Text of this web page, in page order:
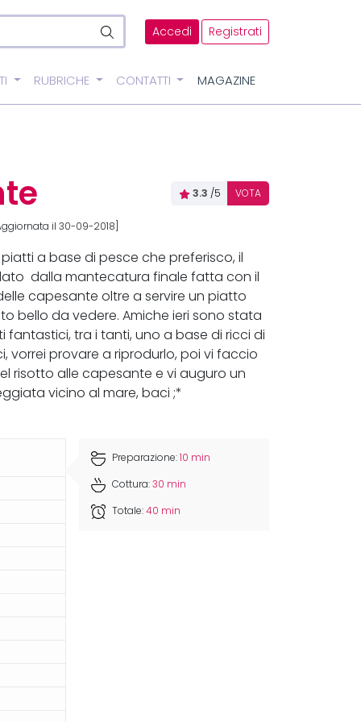
Accedi Registrati
RUBRICHE CONTATTI MAGAZINE
3.3 /5 VOTA
il 30-09-2018]
a base di pesce che preferisco, il
dalla mantecatura finale fatta con il
capesante oltre a servire un piatto
bello da vedere. Amiche ieri sono stata
tra i tanti, uno a base di ricci di
vorrei provare a riprodurlo, poi vi faccio
risotto alle capesante e vi auguro un
vicino al mare, baci ;*
Preparazione:10 min
Cottura:30 min
Totale:40 min